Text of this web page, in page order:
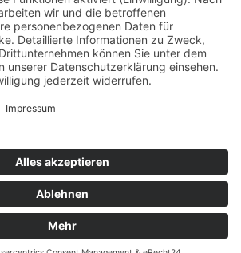
Kinderfestspiele Salzburg
/AGB/Datenschutz
Gewinnspiel